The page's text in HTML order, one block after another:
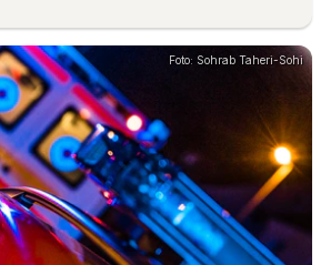
Foto: Sohrab Taheri-Sohi